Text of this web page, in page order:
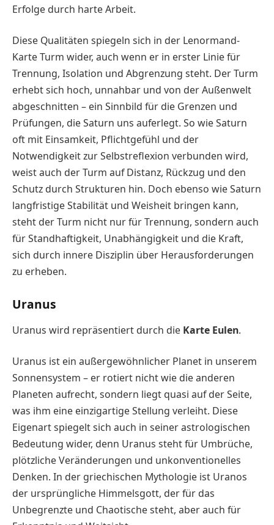
Erfolge durch harte Arbeit.
Diese Qualitäten spiegeln sich in der Lenormand-
Karte Turm wider, auch wenn er in erster Linie für
Trennung, Isolation und Abgrenzung steht. Der Turm
erhebt sich hoch, unnahbar und von der Außenwelt
abgeschnitten – ein Sinnbild für die Grenzen und
Prüfungen, die Saturn uns auferlegt. So wie Saturn
oft mit Einsamkeit, Pflichtgefühl und der
Notwendigkeit zur Selbstreflexion verbunden wird,
weist auch der Turm auf Distanz, Rückzug und den
Schutz durch Strukturen hin. Doch ebenso wie Saturn
langfristige Stabilität und Weisheit bringen kann,
steht der Turm nicht nur für Trennung, sondern auch
für Standhaftigkeit, Unabhängigkeit und die Kraft,
sich durch innere Disziplin über Herausforderungen
zu erheben.
Uranus
Uranus wird repräsentiert durch die Karte Eulen.
Uranus ist ein außergewöhnlicher Planet in unserem
Sonnensystem – er rotiert nicht wie die anderen
Planeten aufrecht, sondern liegt quasi auf der Seite,
was ihm eine einzigartige Stellung verleiht. Diese
Eigenart spiegelt sich auch in seiner astrologischen
Bedeutung wider, denn Uranus steht für Umbrüche,
plötzliche Veränderungen und unkonventionelles
Denken. In der griechischen Mythologie ist Uranos
der ursprüngliche Himmelsgott, der für das
Unbegrenzte und Chaotische steht, aber auch für